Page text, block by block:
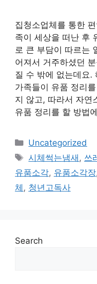
집청소업체를 통한
족이 세상을 떠난 후
로 큰 부담이 따르는
어져서 거주하셨던
질 수 밖에 없는데요.
가족들이 유품 정리
지 않고, 따라서 자연
유품 정리를 할 방법
Categories
Uncategorized
Tags
시체썩는냄새 , 쓰
유품소각, 유품소각장
체 , 청년고독사
Search